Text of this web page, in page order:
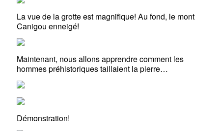
La vue de la grotte est magnifique! Au fond, le mont
Canigou enneigé!
Maintenant, nous allons apprendre comment les
hommes préhistoriques taillaient la pierre…
Démonstration!